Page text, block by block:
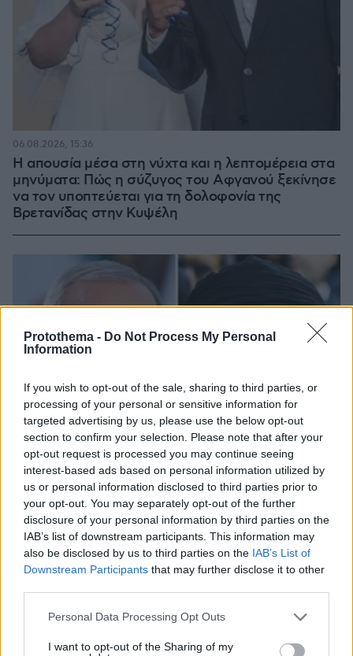
Protothema - Do Not Process My Personal
Information
If you wish to opt-out of the sale, sharing to third parties, or
processing of your personal or sensitive information for
targeted advertising by us, please use the below opt-out
section to confirm your selection. Please note that after your
opt-out request is processed you may continue seeing
interest-based ads based on personal information utilized by
us or personal information disclosed to third parties prior to
your opt-out. You may separately opt-out of the further
disclosure of your personal information by third parties on the
IAB’s list of downstream participants. This information may
also be disclosed by us to third parties on the IAB’s List of
Downstream Participants that may further disclose it to other
Please note that this website/app uses one or more Google
not limited to your visit or usage behaviour. You may click to
Personal Data Processing Opt Outs
I want to opt-out of the Sharing of my
Η απουσία μέσα στη νύχτα και η λεπτομέρεια στα
μηνύματα: Πώς η σύζυγος του Αφγανού ξεκίνησε
να τον υποπτεύεται για τη δολοφονία της
Βρετανίδας στην Κυψέλη
06.08.2026, 15:36
Μυστήριο με το ραντεβού Πεζεσκιάν - Χαμενεΐ
αυτοκίνητο, άκουγαν, αλλά δεν έβλεπαν ο ένας
06.08.2026, 13:37